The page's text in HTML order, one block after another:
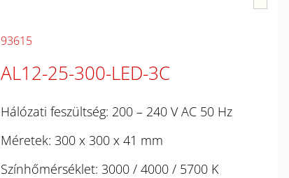
93615
AL12-25-300-LED-3C
Hálózati feszültség: 200 – 240 V AC 50 Hz
Méretek: 300 x 300 x 41 mm
Színhőmérséklet: 3000 / 4000 / 5700 K